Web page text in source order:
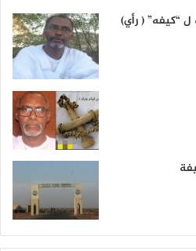
ل “كيفه” ( رأي)